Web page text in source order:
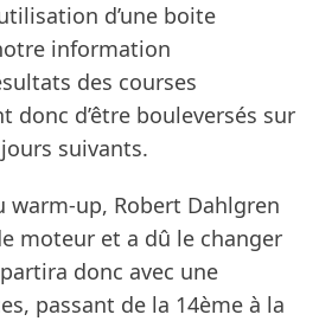
d’une boite
information
des courses
donc d’être bouleversés sur
suivants.
warm-up, Robert Dahlgren
moteur et a dû le changer
donc avec une
passant de la 14ème à la